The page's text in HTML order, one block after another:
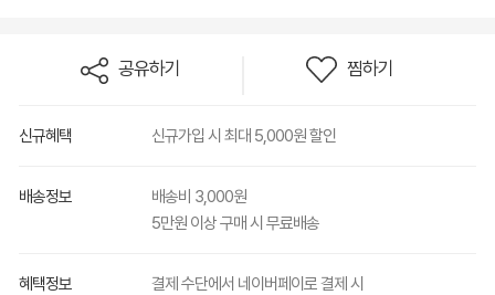
공유하기 찜하기
신규혜택 신규가입 시 최대 5,000원 할인
배송정보
배송비 3,000원
5만원 이상 구매 시 무료배송
혜택정보
결제 수단에서 네이버페이로 결제 시